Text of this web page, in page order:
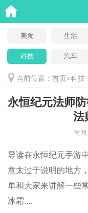
美食 生活
科技 汽车
当前位置： 首页>科技
永恒纪元法师
法
时间
导读在永恒纪元手游
意太过于说明的地方
单和大家来讲解一些
冰霜....